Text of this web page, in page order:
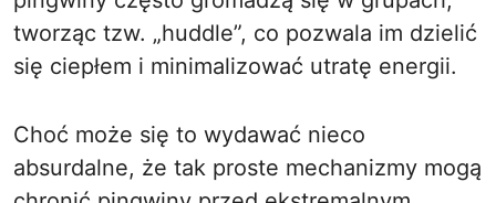
tworząc tzw. „huddle”, co pozwala im dzielić
się ciepłem i minimalizować utratę energii.
Choć może się to wydawać nieco
absurdalne, że tak proste mechanizmy mogą